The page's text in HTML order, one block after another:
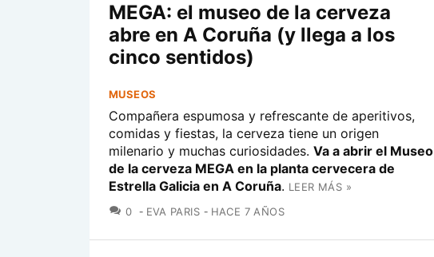
MEGA: el museo de la cerveza
abre en A Coruña (y llega a los
cinco sentidos)
MUSEOS
Compañera espumosa y refrescante de aperitivos,
comidas y fiestas, la cerveza tiene un origen
milenario y muchas curiosidades. Va a abrir el Museo
de la cerveza MEGA en la planta cervecera de
Estrella Galicia en A Coruña. LEER MÁS »
0 COMENTARIOS
EVA PARIS HACE 7 AÑOS